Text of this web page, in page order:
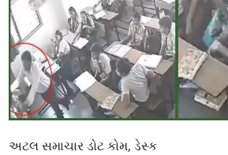
અટલ સમાચાર ડોટ કોમ, ડેસ્ક